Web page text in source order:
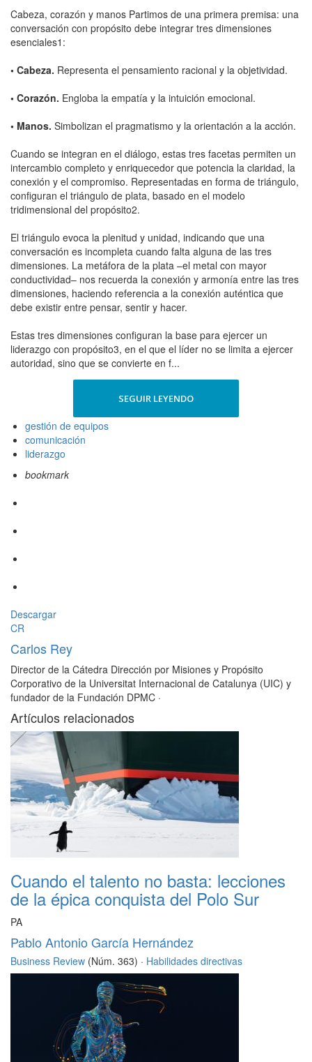
Cabeza, corazón y manos Partimos de una primera premisa: una
conversación con propósito debe integrar tres dimensiones
esenciales1:
• Cabeza. Representa el pensamiento racional y la objetividad.
• Corazón. Engloba la empatía y la intuición emocional.
• Manos. Simbolizan el pragmatismo y la orientación a la acción.
Cuando se integran en el diálogo, estas tres facetas permiten un
intercambio completo y enriquecedor que potencia la claridad, la
conexión y el compromiso. Representadas en forma de triángulo,
configuran el triángulo de plata, basado en el modelo
tridimensional del propósito2.
El triángulo evoca la plenitud y unidad, indicando que una
conversación es incompleta cuando falta alguna de las tres
dimensiones. La metáfora de la plata –el metal con mayor
conductividad– nos recuerda la conexión y armonía entre las tres
dimensiones, haciendo referencia a la conexión auténtica que
debe existir entre pensar, sentir y hacer.
Estas tres dimensiones configuran la base para ejercer un
liderazgo con propósito3, en el que el líder no se limita a ejercer
autoridad, sino que se convierte en f...
SEGUIR LEYENDO
gestión de equipos
comunicación
liderazgo
bookmark
Descargar
CR
Carlos Rey
Director de la Cátedra Dirección por Misiones y Propósito
Corporativo de la Universitat Internacional de Catalunya (UIC) y
fundador de la Fundación DPMC ·
Artículos relacionados
Cuando el talento no basta: lecciones
de la épica conquista del Polo Sur
PA
Pablo Antonio García Hernández
Business Review (Núm. 363) · Habilidades directivas